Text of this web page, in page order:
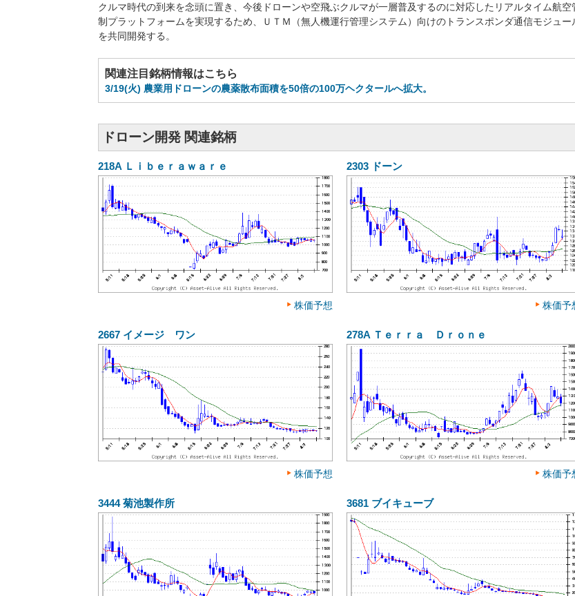
クルマ時代の到来を念頭に置き、今後ドローンや空飛ぶクルマが一層普及するのに対応したリアルタイム航空
制プラットフォームを実現するため、ＵＴＭ（無人機運行管理システム）向けのトランスポンダ通信モジュー
を共同開発する。
関連注目銘柄情報はこちら
3/19(火) 農業用ドローンの農薬散布面積を50倍の100万ヘクタールへ拡大。
ドローン開発 関連銘柄
218A Ｌｉｂｅｒａｗａｒｅ
株価予想
2303 ドーン
株価予
2667 イメージ ワン
株価予想
278A Ｔｅｒｒａ Ｄｒｏｎｅ
株価予
3444 菊池製作所 3681 ブイキューブ